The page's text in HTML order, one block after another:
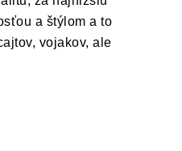
a štýlom a to
vojakov, ale